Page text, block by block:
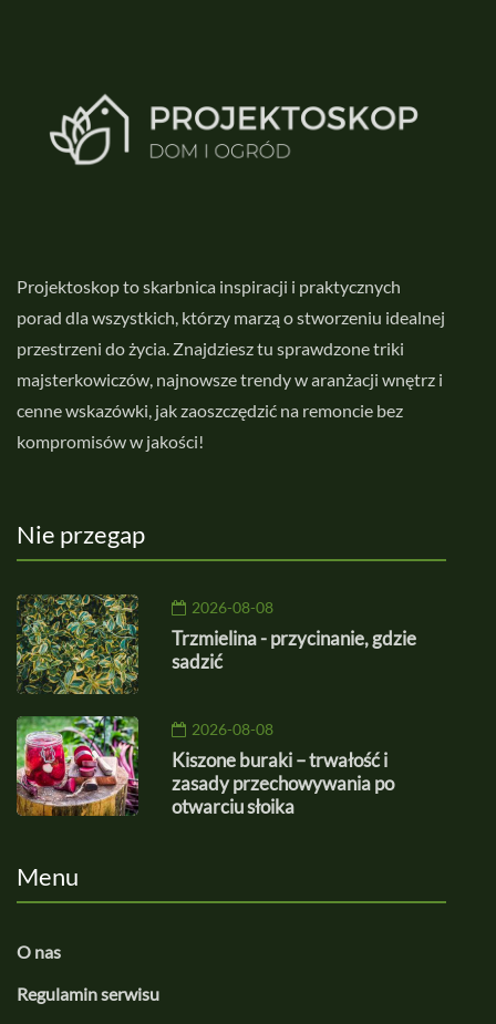
Projektoskop to skarbnica inspiracji i praktycznych
porad dla wszystkich, którzy marzą o stworzeniu idealnej
przestrzeni do życia. Znajdziesz tu sprawdzone triki
majsterkowiczów, najnowsze trendy w aranżacji wnętrz i
cenne wskazówki, jak zaoszczędzić na remoncie bez
kompromisów w jakości!
Nie przegap
2026-08-08
Trzmielina - przycinanie, gdzie
sadzić
2026-08-08
Kiszone buraki – trwałość i
zasady przechowywania po
otwarciu słoika
Menu
O nas
Regulamin serwisu